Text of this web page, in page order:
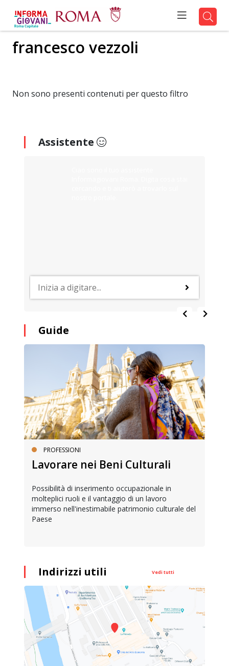
francesco vezzoli
Non sono presenti contenuti per questo filtro
Assistente
Guide
PROFESSIONI
Lavorare nei Beni Culturali
Possibilità di inserimento occupazionale in
molteplici ruoli e il vantaggio di un lavoro
immerso nell'inestimabile patrimonio culturale del
Paese
Indirizzi utili Vedi tutti